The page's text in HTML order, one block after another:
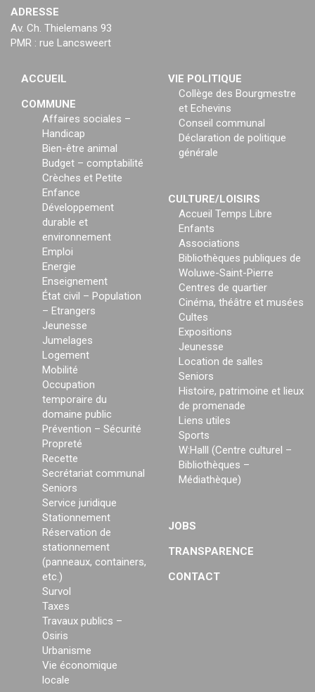
ADRESSE
Av. Ch. Thielemans 93
PMR : rue Lancsweert
ACCUEIL
COMMUNE
Affaires sociales –
Handicap
Bien-être animal
Budget – comptabilité
Crèches et Petite
Enfance
Développement
durable et
environnement
Emploi
Energie
Enseignement
État civil – Population
– Etrangers
Jeunesse
Jumelages
Logement
Mobilité
Occupation
temporaire du
domaine public
Prévention – Sécurité
Propreté
Recette
Secrétariat communal
Seniors
Service juridique
Stationnement
Réservation de
stationnement
(panneaux, containers,
etc.)
Survol
Taxes
Travaux publics –
Osiris
Urbanisme
Vie économique
locale
VIE POLITIQUE
Collège des Bourgmestre
et Echevins
Conseil communal
Déclaration de politique
générale
CULTURE/LOISIRS
Accueil Temps Libre
Enfants
Associations
Bibliothèques publiques de
Woluwe-Saint-Pierre
Centres de quartier
Cinéma, théâtre et musées
Cultes
Expositions
Jeunesse
Location de salles
Seniors
Histoire, patrimoine et lieux
de promenade
Liens utiles
Sports
W:Halll (Centre culturel –
Bibliothèques –
Médiathèque)
JOBS
TRANSPARENCE
CONTACT